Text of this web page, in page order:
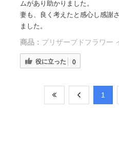
ムがあり助かりました。
妻も、良く考えたと感心し感謝
ました。
商品： プリザーブドフラワー
役に立った 0
​1